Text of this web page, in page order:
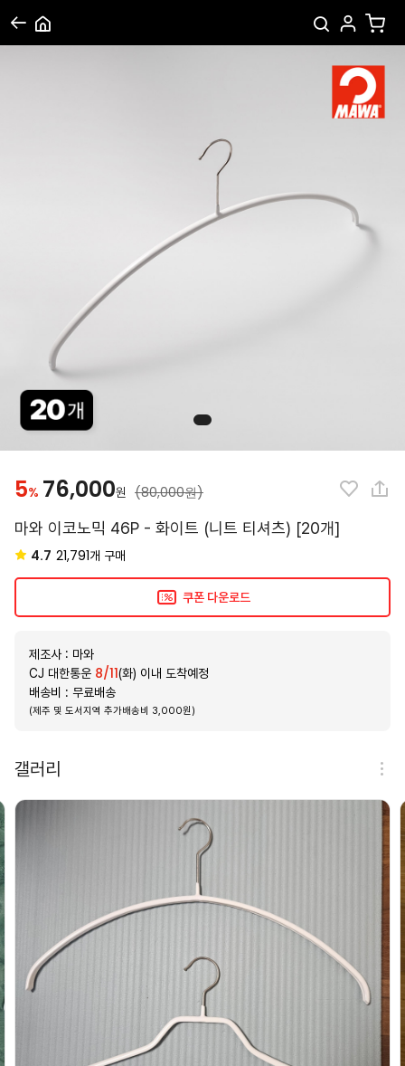
5% 76,000원 (80,000원)
마와 이코노믹 46P - 화이트 (니트 티셔츠) [20개]
4.7 21,791개 구매
쿠폰 다운로드
제조사 : 마와
CJ 대한통운 8/11(화) 이내 도착예정
배송비 : 무료배송
(제주 및 도서지역 추가배송비 3,000원)
갤러리